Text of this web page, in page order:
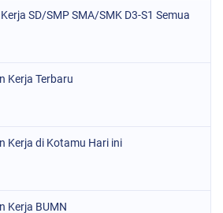
SD/SMP SMA/SMK D3-S1 Semua
Kerja Terbaru
Kerja di Kotamu Hari ini
Kerja BUMN